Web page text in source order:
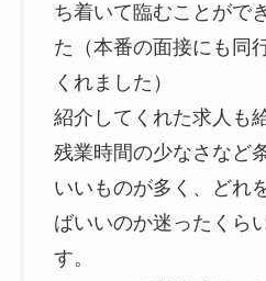
ち着いて臨むことがで
た（本番の面接にも同
くれました）
紹介してくれた求人も
残業時間の少なさなど
いいものが多く、どれ
ばいいのか迷ったくら
す。